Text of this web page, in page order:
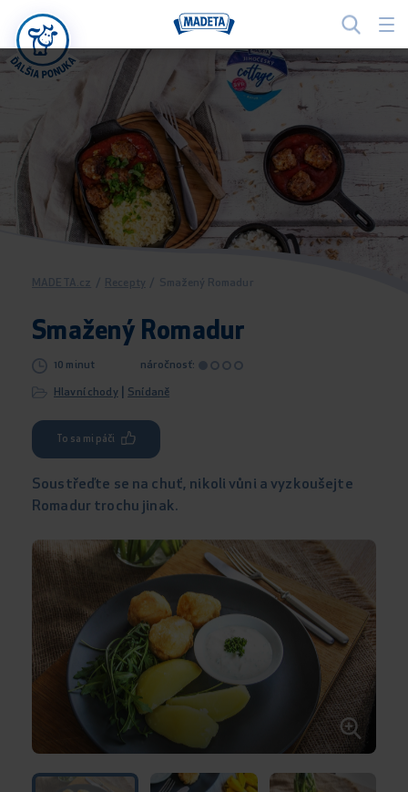
MADETA.cz / Recepty / Smažený Romadur
Smažený Romadur
10 minut náročnosť:
Hlavní chody| Snídaně
To sa mi páči
Soustřeďte se na chuť, nikoli vůni a vyzkoušejte
Romadur trochu jinak.